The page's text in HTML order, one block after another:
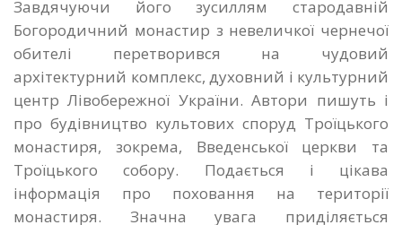
Завдячуючи його зусиллям стародавній
Богородичний монастир з невеличкої чернечої
обителі перетворився на чудовий
архітектурний комплекс, духовний і культурний
центр Лівобережної України. Автори пишуть і
про будівництво культових споруд Троїцького
монастиря, зокрема, Введенської церкви та
Троїцького собору. Подається і цікава
інформація про поховання на території
монастиря. Значна увага приділяється